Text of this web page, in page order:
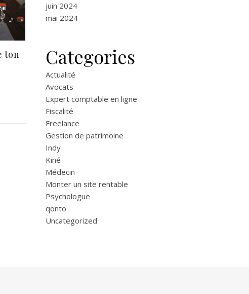
ton
juin 2024
mai 2024
Categories
Actualité
Avocats
Expert comptable en ligne
Fiscalité
Freelance
Gestion de patrimoine
Indy
Kiné
Médecin
Monter un site rentable
Psychologue
qonto
Uncategorized